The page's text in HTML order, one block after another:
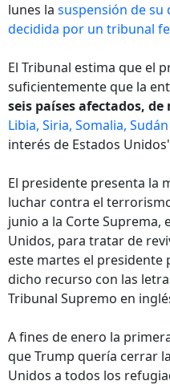
lunes la suspensión de
decidida por un tribunal
El Tribunal estima que el
suficientemente que la
seis países afectados,
Libia, Siria, Somalia,
interés de Estados
El presidente presenta la
luchar contra el
junio a la Corte Suprema,
Unidos, para tratar de
este martes el presidente
dicho recurso con las
Tribunal Supremo en
A fines de enero la
que Trump quería cerrar
Unidos a todos los